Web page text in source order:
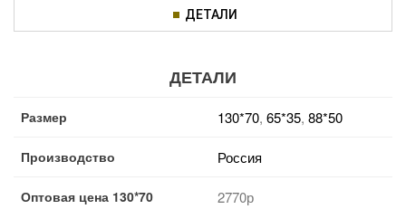
ДЕТАЛИ
ДЕТАЛИ
Размер 130*70, 65*35, 88*50
Производство Россия
Оптовая цена 130*70 2770р